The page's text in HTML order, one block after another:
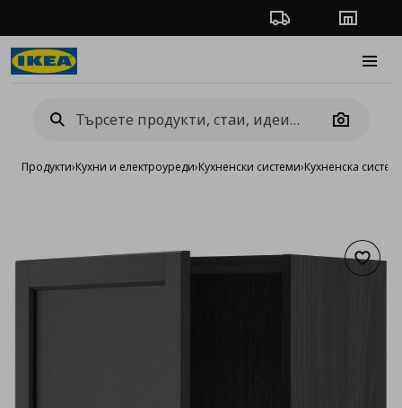
Проследяване на
Camera
Продукти›Кухни и електроуреди›Кухненски системи›Кухненска